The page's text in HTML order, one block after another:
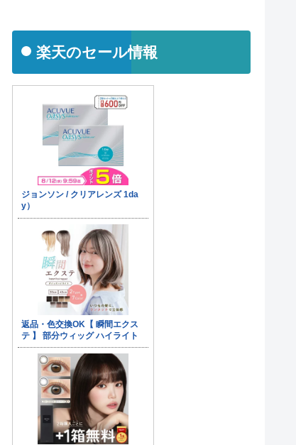
楽天のセール情報